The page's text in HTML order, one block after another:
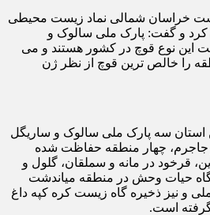
خراسان شمالی نماد زیست محیطی
کرد و گفت: پارک ملی سالوک و
این نوع قوچ در کشور هستند و می
را خالص ترین قوچ از نظر ژن
استان سه پارک ملی سالوک و ساریگل
جاجرم، چهار منطقه حفاظت شده
قرخود در مانه و سملقان، گلول و
حیات وحش در منطقه میاندشت
و نیز ذخیره گاه زیست کره کپه داغ
است.